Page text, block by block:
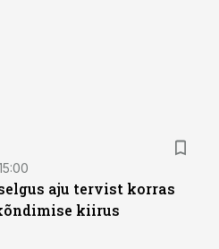
aju tervist korras
kiirus